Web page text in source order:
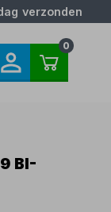
verzonden
0
BI-